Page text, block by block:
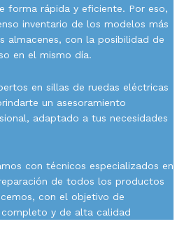
forma rápida y eficiente. Por eso,
inventario de los modelos más
almacenes, con la posibilidad de
en el mismo día.
en sillas de ruedas eléctricas
un asesoramiento
adaptado a tus necesidades
con técnicos especializados en
de todos los productos
con el objetivo de
completo y de alta calidad